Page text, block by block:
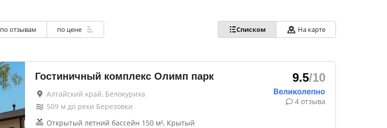
по отзывам по цене Списком На карте
Гостиничный комплекс Олимп парк
Алтайский край, Белокуриха
509 м до реки Березовки
Открытый летний бассейн 150 м², Крытый
9.5/10
4 отзыва